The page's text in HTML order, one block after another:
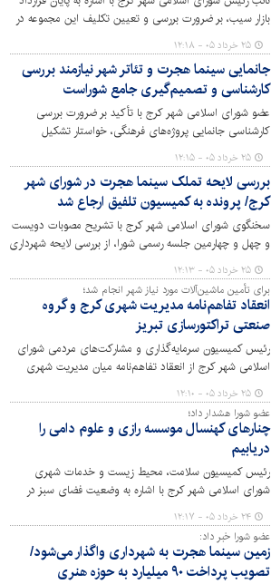
بازار سیب، بر ضرورت بررسی و تعیین تکلیف این مجموعه در
چارچوب ضوابط قانونی و مصوبات شورای شهر تأکید کرد.
۲۵ خرداد ۰۵ - ۱۲:۱۸
جانمایی سینما هجرت و تئاتر شهر نیازمند بررسی
کارشناسی و تصمیم‌گیری جامع شوراست
عضو شورای اسلامی شهر کرج با تأکید بر ضرورت بررسی
کارشناسی جانمایی پروژه‌های فرهنگی، خواستار تشکیل
جلسه‌ای تخصصی با حضور مدیران شهری و کارشناسان شد و
گفت: تصمیم‌گیری درباره احداث سینما هجرت و تئاتر شهر
باید پس از بررسی گزینه‌های مختلف و ارائه گزارش‌های
مکتوب به شورا انجام شود.
۲۵ خرداد ۰۵ - ۱۲:۱۵
بررسی لایحه تملک سینما هجرت در شورای شهر
کرج/ پرونده به کمیسیون تلفیق ارجاع شد
سخنگوی شورای اسلامی شهر کرج با تشریح مصوبات دویست
و چهل و چهارمین جلسه رسمی شورا، از بررسی لایحه شهرداری
در خصوص تملک سینما هجرت با هدف حمایت از توسعه
زیرساخت‌های فرهنگی خبر داد و گفت: این لایحه پس از طرح
در صحن شورا، با رأی اکثریت اعضا حداکثر به مدت یک ماه
مسکوت ماند و برای بررسی بیشتر به کمیسیون تلفیق ارجاع
شد.
۲۵ خرداد ۰۵ - ۱۲:۱۳
برای تأمین ماشین‌آلات مورد نیاز شهر انجام شد؛
انعقاد تفاهم‌نامه مدیریت شهری کرج و گروه
صنعتی تراکتورسازی تبریز
رئیس کمیسیون سرمایه‌گذاری و مشارکت‌های مردمی شورای
اسلامی شهر کرج از انعقاد تفاهم‌نامه میان مدیریت شهری
کرج و گروه صنعتی تراکتورسازی تبریز خبر داد و گفت: بخشی
از تجهیزات مورد نیاز حوزه‌های آتش‌نشانی، خدمات شهری و
فضای سبز از طریق سازوکار تهاتر تأمین خواهد شد.
۲۵ خرداد ۰۵ - ۱۲:۱۰
عضو شورا هشدار داد؛
چنارهای کهنسال موسسه رازی و علوم دامی را
دریابیم
رئیس کمیسیون سلامت، محیط زیست و خدمات شهری
شورای اسلامی شهر کرج با اشاره به وضعیت فضای سبز در
برخی مراکز و اراضی دولتی، نسبت به تخریب و خشک شدن
درختان کهنسال در موسسه رازی و موسسه علوم دامی هشدار
داد و گفت: بی توجهی به حفظ این درختان کهنسال یکی از
جدی‌ترین تهدیدهای زیست‌محیطی شهر است.
۲۴ خرداد ۰۵ - ۱۲:۱۷
عضو شورا خبر داد:
زمین سینما هجرت به شهرداری واگذار می‌شود/
تصویب پرداخت ۹۰ میلیارد به حوزه هنری